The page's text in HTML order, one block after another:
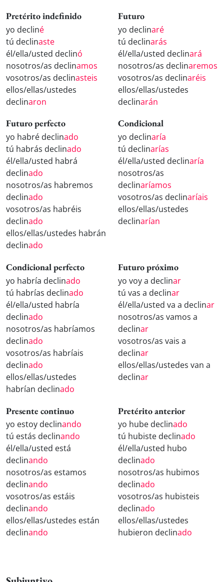
Pretérito indefinido
yo decliné
tú declinaste
él/ella/usted declinó
nosotros/as declinamos
vosotros/as declinasteis
ellos/ellas/ustedes
declinaron
Futuro
yo declinaré
tú declinarás
él/ella/usted declinará
nosotros/as declinaremos
vosotros/as declinaréis
ellos/ellas/ustedes
declinarán
Futuro perfecto
yo habré declinado
tú habrás declinado
él/ella/usted habrá
declinado
nosotros/as habremos
declinado
vosotros/as habréis
declinado
ellos/ellas/ustedes habrán
declinado
Condicional
yo declinaría
tú declinarías
él/ella/usted declinaría
nosotros/as
declinaríamos
vosotros/as declinaríais
ellos/ellas/ustedes
declinarían
Condicional perfecto
yo habría declinado
tú habrías declinado
él/ella/usted habría
declinado
nosotros/as habríamos
declinado
vosotros/as habríais
declinado
ellos/ellas/ustedes
habrían declinado
Futuro próximo
yo voy a declinar
tú vas a declinar
él/ella/usted va a declinar
nosotros/as vamos a
declinar
vosotros/as vais a
declinar
ellos/ellas/ustedes van a
declinar
Presente continuo
yo estoy declinando
tú estás declinando
él/ella/usted está
declinando
nosotros/as estamos
declinando
vosotros/as estáis
declinando
ellos/ellas/ustedes están
declinando
Pretérito anterior
yo hube declinado
tú hubiste declinado
él/ella/usted hubo
declinado
nosotros/as hubimos
declinado
vosotros/as hubisteis
declinado
ellos/ellas/ustedes
hubieron declinado